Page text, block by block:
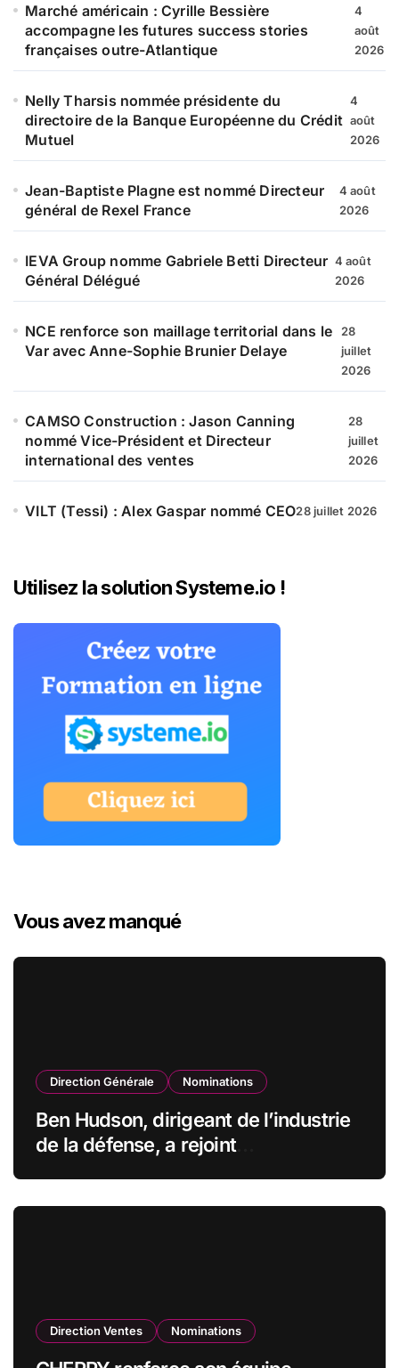
Marché américain : Cyrille Bessière
accompagne les futures success stories
françaises outre-Atlantique
4
août
2026
Nelly Tharsis nommée présidente du
directoire de la Banque Européenne du Crédit
Mutuel
4
août
2026
Jean-Baptiste Plagne est nommé Directeur
général de Rexel France
4 août
2026
IEVA Group nomme Gabriele Betti Directeur
Général Délégué
4 août
2026
NCE renforce son maillage territorial dans le
Var avec Anne-Sophie Brunier Delaye
28
juillet
2026
CAMSO Construction : Jason Canning
nommé Vice-Président et Directeur
international des ventes
28
juillet
2026
VILT (Tessi) : Alex Gaspar nommé CEO28 juillet 2026
Utilisez la solution Systeme.io !
Vous avez manqué
Direction Générale Nominations
Ben Hudson, dirigeant de l’industrie
de la défense, a rejoint
Direction Ventes Nominations